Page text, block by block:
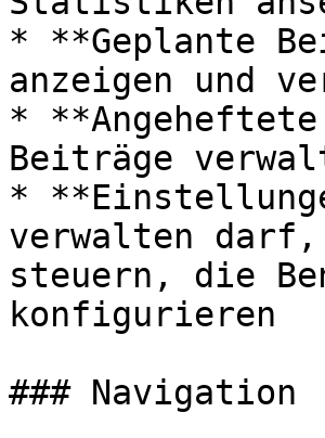
* **Geplante
anzeigen und
*
Beiträge
*
verwalten
steuern, die
konfigurieren
### Navigation